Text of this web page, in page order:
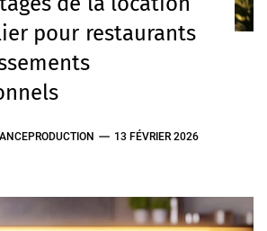
pour restaurants
13 FÉVRIER 2026